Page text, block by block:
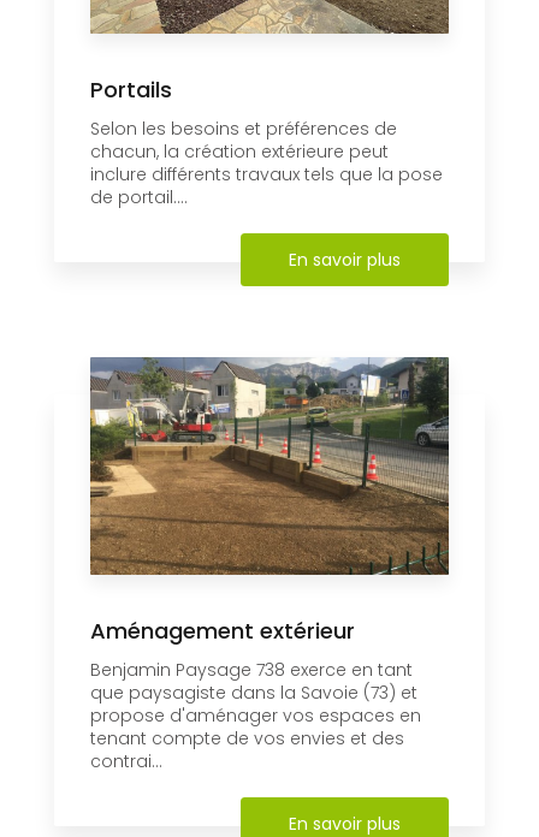
Portails
Selon les besoins et préférences de
chacun, la création extérieure peut
inclure différents travaux tels que la pose
de portail....
En savoir plus
Aménagement extérieur
Benjamin Paysage 738 exerce en tant
que paysagiste dans la Savoie (73) et
propose d'aménager vos espaces en
tenant compte de vos envies et des
contrai...
En savoir plus